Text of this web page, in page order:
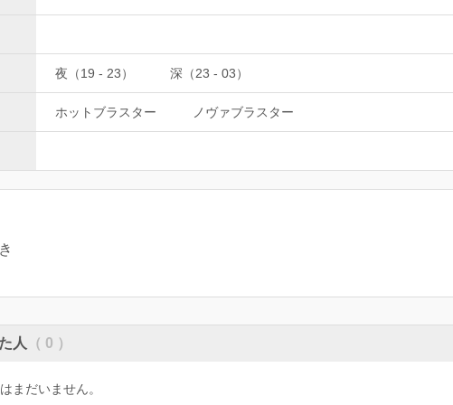
夜（19 - 23） 深（23 - 03）
ホットブラスター ノヴァブラスター
人 （ 0 ）
まだいません。